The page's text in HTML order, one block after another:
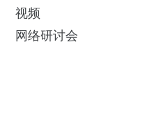
视频
网络研讨会